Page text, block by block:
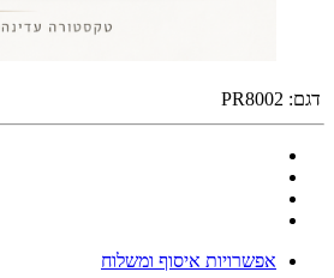
דגם: PR8002
אפשרויות איסוף ומשלוח